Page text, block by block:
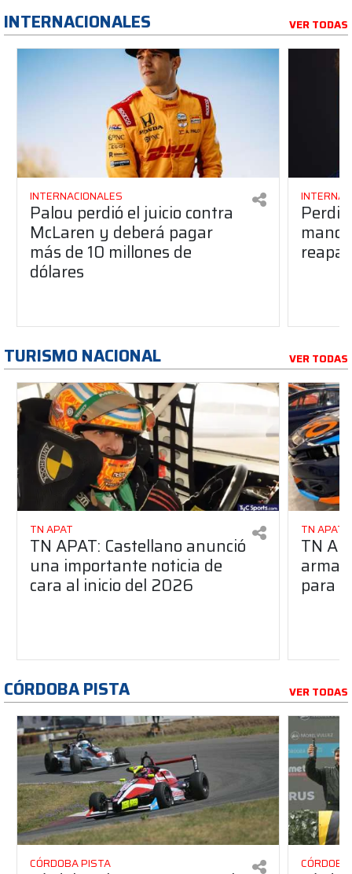
INTERNACIONALES VER TODAS
INTERNACIONALES
Palou perdió el juicio contra
McLaren y deberá pagar
más de 10 millones de
dólares
TURISMO NACIONAL VER TODAS
TN APAT
TN APAT: Castellano anunció
una importante noticia de
cara al inicio del 2026
TN APAT
TN
para
CÓRDOBA PISTA VER TODAS
CÓRDOBA PISTA